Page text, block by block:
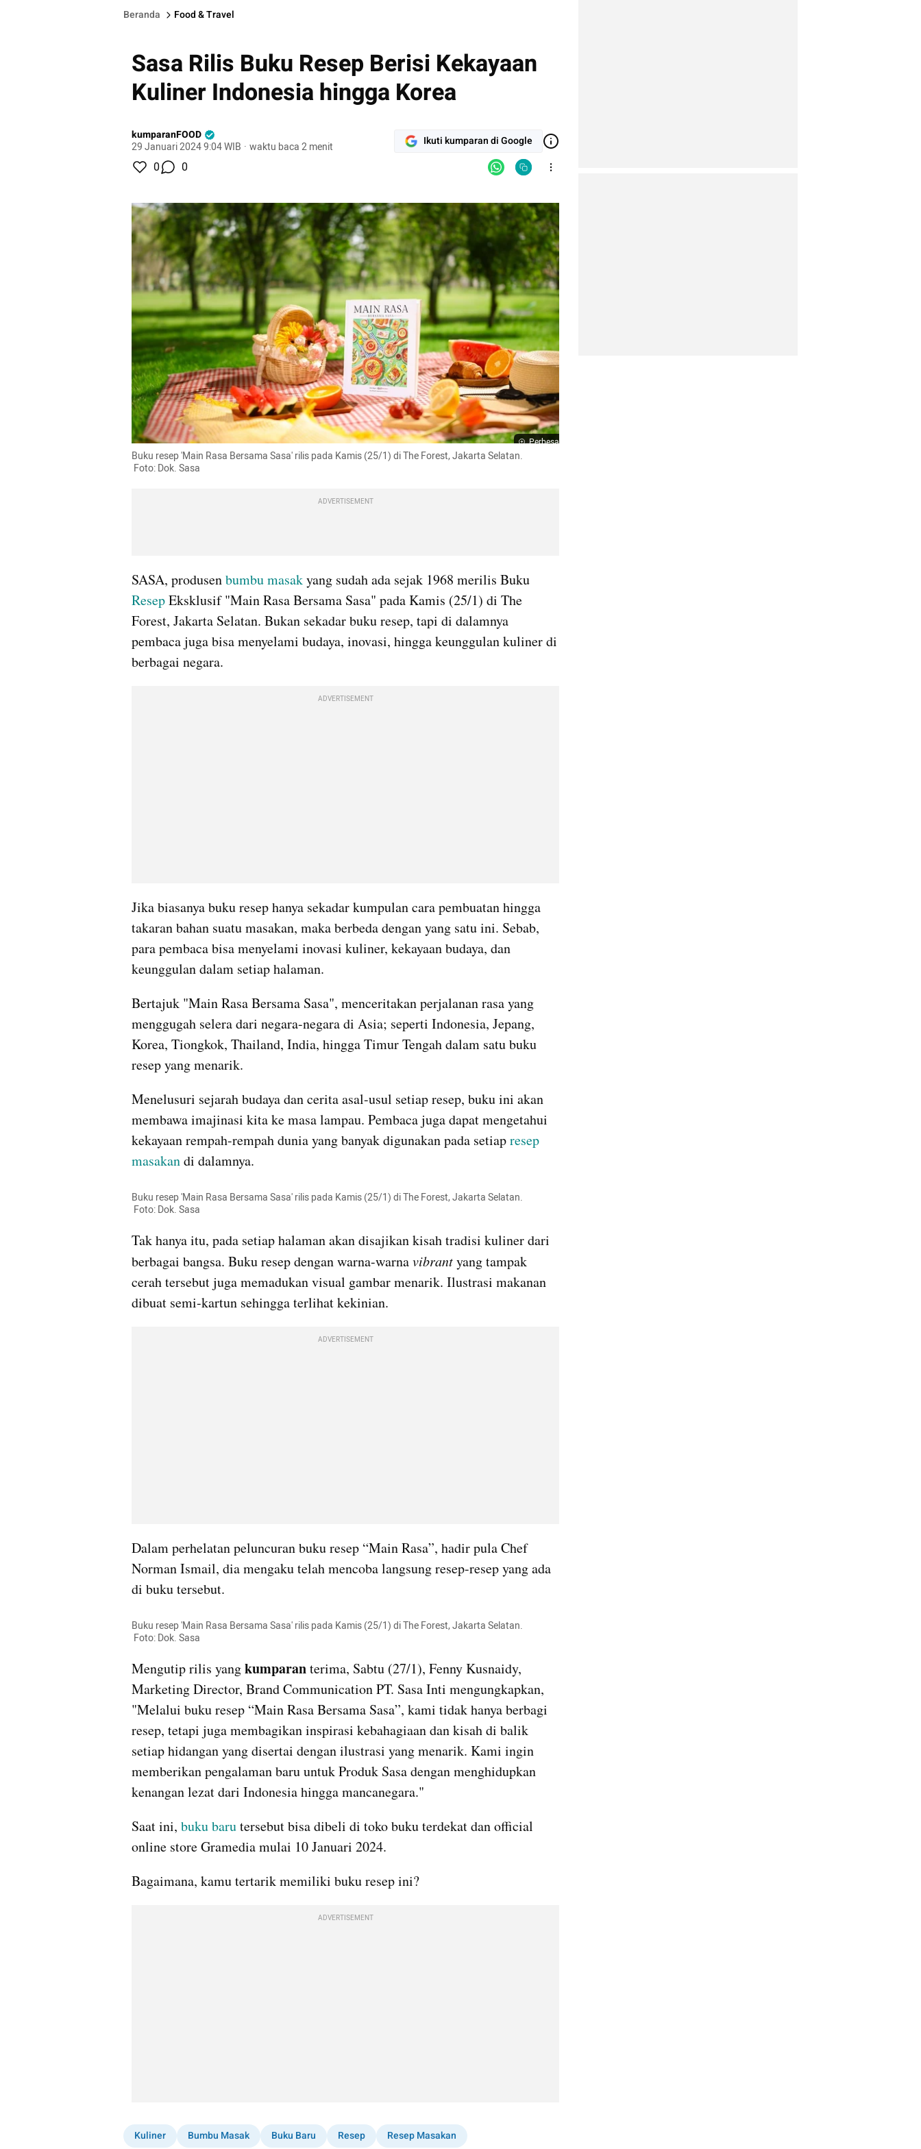
Beranda Food & Travel
Sasa Rilis Buku Resep Berisi Kekayaan
Kuliner Indonesia hingga Korea
kumparanFOOD
29 Januari 2024 9:04 WIB · waktu baca 2 menit Ikuti kumparan di Google
0 0
Perbesar
Buku resep 'Main Rasa Bersama Sasa' rilis pada Kamis (25/1) di The Forest, Jakarta Selatan.
Foto: Dok. Sasa
ADVERTISEMENT
SASA, produsen bumbu masak
Resep Eksklusif "Main Rasa Bersama Sasa" pada Kamis (25/1) di The
Forest, Jakarta Selatan. Bukan sekadar buku resep, tapi di dalamnya
pembaca juga bisa menyelami budaya, inovasi, hingga keunggulan kuliner di
berbagai negara.
ADVERTISEMENT
Jika biasanya buku resep hanya sekadar kumpulan cara pembuatan hingga
takaran bahan suatu masakan, maka berbeda dengan yang satu ini. Sebab,
para pembaca bisa menyelami inovasi kuliner, kekayaan budaya, dan
keunggulan dalam setiap halaman.
Bertajuk "Main Rasa Bersama Sasa", menceritakan perjalanan rasa yang
menggugah selera dari negara-negara di Asia; seperti Indonesia, Jepang,
Korea, Tiongkok, Thailand, India, hingga Timur Tengah dalam satu buku
resep yang menarik.
Menelusuri sejarah budaya dan cerita asal-usul setiap resep, buku ini akan
membawa imajinasi kita ke masa lampau. Pembaca juga dapat mengetahui
kekayaan rempah-rempah dunia yang banyak digunakan pada setiap resep
masakan di dalamnya.
Buku resep 'Main Rasa Bersama Sasa' rilis pada Kamis (25/1) di The Forest, Jakarta Selatan.
Foto: Dok. Sasa
Tak hanya itu, pada setiap halaman akan disajikan kisah tradisi kuliner dari
berbagai bangsa. Buku resep dengan warna-warna vibrant yang tampak
cerah tersebut juga memadukan visual gambar menarik. Ilustrasi makanan
dibuat semi-kartun sehingga terlihat kekinian.
ADVERTISEMENT
Dalam perhelatan peluncuran buku resep “Main Rasa”, hadir pula Chef
Norman Ismail, dia mengaku telah mencoba langsung resep-resep yang ada
di buku tersebut.
Buku resep 'Main Rasa Bersama Sasa' rilis pada Kamis (25/1) di The Forest, Jakarta Selatan.
Foto: Dok. Sasa
Mengutip rilis yang kumparan terima, Sabtu (27/1), Fenny Kusnaidy,
Marketing Director, Brand Communication PT. Sasa Inti mengungkapkan,
"Melalui buku resep “Main Rasa Bersama Sasa”, kami tidak hanya berbagi
resep, tetapi juga membagikan inspirasi kebahagiaan dan kisah di balik
setiap hidangan yang disertai dengan ilustrasi yang menarik. Kami ingin
memberikan pengalaman baru untuk Produk Sasa dengan menghidupkan
kenangan lezat dari Indonesia hingga mancanegara."
Saat ini, buku baru tersebut bisa dibeli di toko buku terdekat dan official
online store Gramedia mulai 10 Januari 2024.
Bagaimana, kamu tertarik memiliki buku resep ini?
ADVERTISEMENT
Kuliner Bumbu Masak Buku Baru Resep
Resep Masakan